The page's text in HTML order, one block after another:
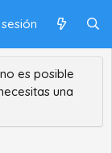
no es posible
una